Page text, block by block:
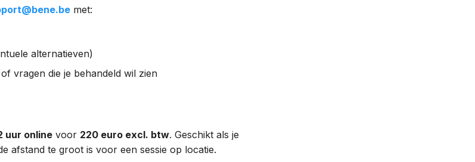
met:
alternatieven)
vragen die je behandeld wil zien
uur online voor 220 euro excl. btw. Geschikt als je
afstand te groot is voor een sessie op locatie.